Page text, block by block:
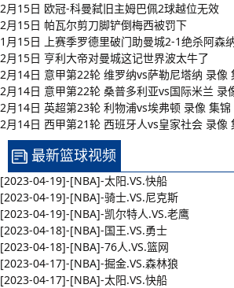
2月15日 欧冠-科曼弑旧主姆巴佩2球越位无效
2月15日 帕瓦尔剪刀脚铲倒梅西被罚下
1月15日 上赛季罗德里破门助曼城2-1绝杀阿森
2月15日 亨利大帝对曼城这记世界波太牛了
2月14日 意甲第22轮 维罗纳vs萨勒尼塔纳 录像
2月14日 意甲第22轮 桑普多利亚vs国际米兰 录
2月14日 英超第23轮 利物浦vs埃弗顿 录像 集锦
2月14日 西甲第21轮 西班牙人vs皇家社会 录像
最新篮球视频
[2023-04-19]-[NBA]-太阳.VS.快船
[2023-04-19]-[NBA]-骑士.VS.尼克斯
[2023-04-19]-[NBA]-凯尔特人.VS.老鹰
[2023-04-18]-[NBA]-国王.VS.勇士
[2023-04-18]-[NBA]-76人.VS.篮网
[2023-04-17]-[NBA]-掘金.VS.森林狼
[2023-04-17]-[NBA]-太阳.VS.快船